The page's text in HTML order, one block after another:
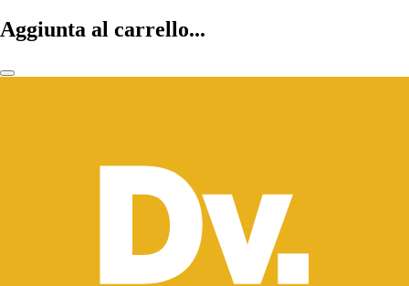
Aggiunta al carrello...